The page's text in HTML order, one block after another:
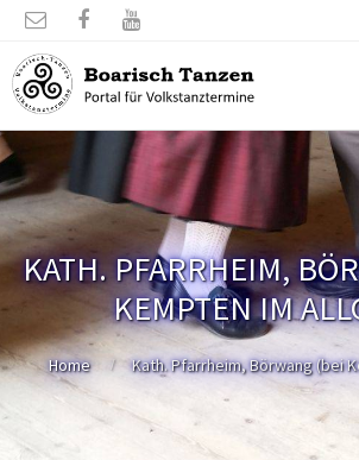
  
KATH. PFARRHEIM,
KEMPTEN IM
Home Kath. Pfarrheim, Börwang (bei